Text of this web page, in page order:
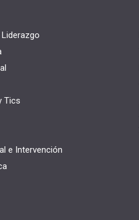
Tics
e Intervención